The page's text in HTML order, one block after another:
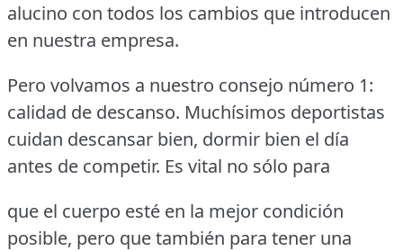
alucino con todos los cambios que introducen
en nuestra empresa.
Pero volvamos a nuestro consejo número 1:
calidad de descanso. Muchísimos deportistas
cuidan descansar bien, dormir bien el día
antes de competir. Es vital no sólo para
que el cuerpo esté en la mejor condición
posible, pero que también para tener una